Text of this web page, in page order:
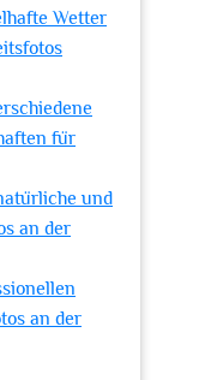
Wetter
für
und
an der
an der